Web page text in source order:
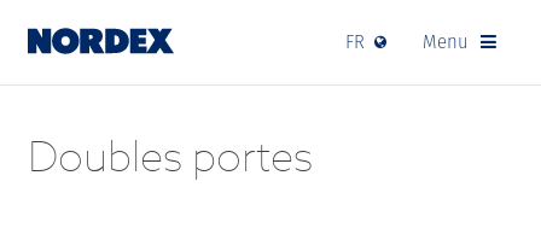
FR Menu
Doubles portes